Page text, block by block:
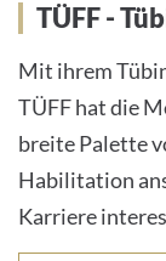
TÜFF -
Mit ihrem
TÜFF hat die
breite Palette
Habilitation
Karriere